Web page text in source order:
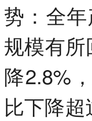
势：全
规模有
降2.8%
比下降